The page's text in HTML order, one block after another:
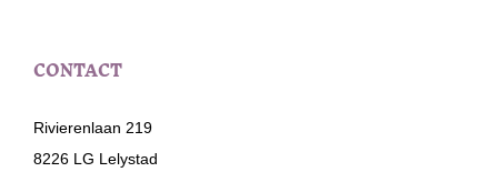
CONTACT
Rivierenlaan 219
8226 LG Lelystad